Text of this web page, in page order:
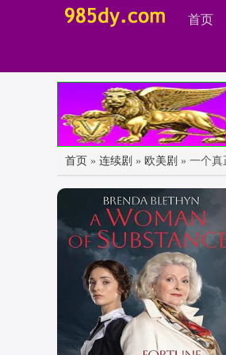
首页
首页 » 连续剧 » 欧美剧 » 一个真